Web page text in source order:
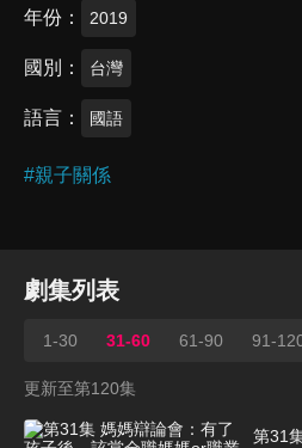
年份 2019
國別 台灣
語言 國語
#親子關係
劇集列表
1-30 31-60 61-90 91-
更新至第120集
第31